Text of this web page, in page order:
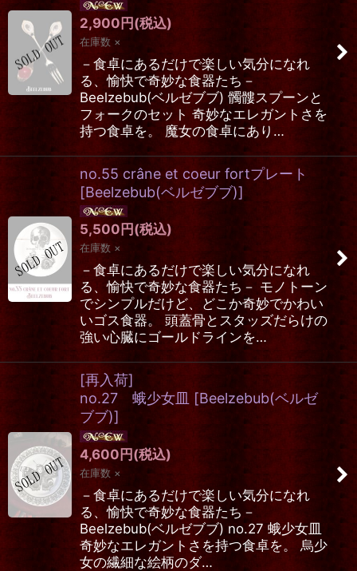
2,900円(税込)
在庫数 ×
－食卓にあるだけで楽しい気分になれ
る、愉快で奇妙な食器たち－
Beelzebub(ベルゼブブ) 髑髏スプーンと
フォークのセット 奇妙なエレガントさを
持つ食卓を。 魔女の食卓にあり…
no.55 crâne et coeur fortプレート
[Beelzebub(ベルゼブブ)]
5,500 円 (税込)
在庫数 ×
－食卓にあるだけで楽しい気分になれ
る、愉快で奇妙な食器たち－ モノトーン
でシンプルだけど、どこか奇妙でかわい
いゴス食器。 頭蓋骨とスタッズだらけの
強い心臓にゴールドラインを…
[再入荷]
no.27 蛾少女皿 [Beelzebub(ベルゼ
ブブ)]
4,600円(税込)
在庫数 ×
－食卓にあるだけで楽しい気分になれ
る、愉快で奇妙な食器たち－
Beelzebub(ベルゼブブ) no.27 蛾少女皿
奇妙なエレガントさを持つ食卓を。 烏少
女の繊細な絵柄のダ…